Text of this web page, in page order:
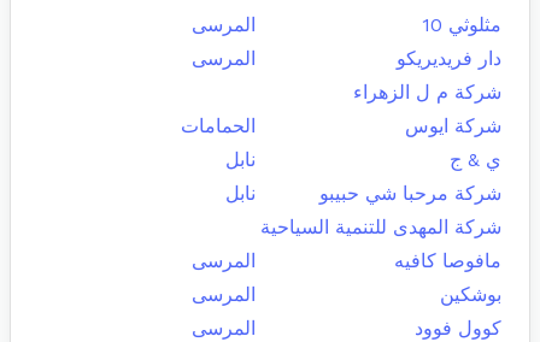
مثلوثي 10
المرسى
دار فريديريكو
المرسى
شركة م ل الزهراء
شركة ايوس
الحمامات
ي & ج
نابل
شركة مرحبا شي حبيبو
نابل
شركة المهدى للتنمية السياحية
مافوصا كافيه
المرسى
بوشكين
المرسى
كوول فوود
المرسى